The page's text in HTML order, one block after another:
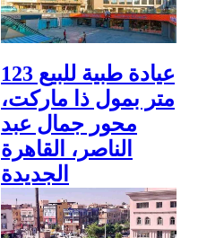
عيادة طبية للبيع 123
متر بمول ذا ماركت،
محور جمال عبد
الناصر، القاهرة
الجديدة
13,776,000 ج.م